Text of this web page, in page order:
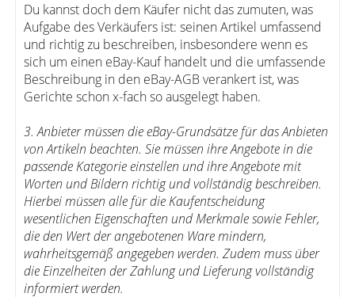
Du kannst doch dem Käufer nicht das zumuten, was
Aufgabe des Verkäufers ist: seinen Artikel umfassend
und richtig zu beschreiben, insbesondere wenn es
sich um einen eBay-Kauf handelt und die umfassende
Beschreibung in den eBay-AGB verankert ist, was
Gerichte schon x-fach so ausgelegt haben.
3. Anbieter müssen die eBay-Grundsätze für das Anbieten
von Artikeln beachten. Sie müssen ihre Angebote in die
passende Kategorie einstellen und ihre Angebote mit
Worten und Bildern richtig und vollständig beschreiben.
Hierbei müssen alle für die Kaufentscheidung
wesentlichen Eigenschaften und Merkmale sowie Fehler,
die den Wert der angebotenen Ware mindern,
wahrheitsgemäß angegeben werden. Zudem muss über
die Einzelheiten der Zahlung und Lieferung vollständig
informiert werden.